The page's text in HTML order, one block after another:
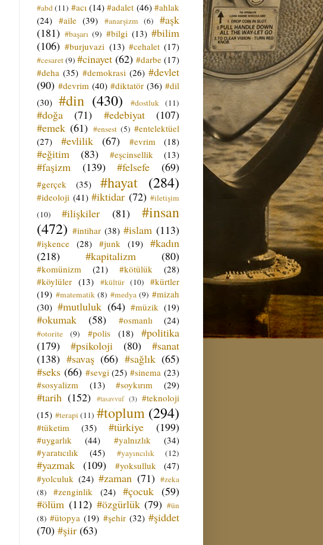
#abd (11) #acı (14) #adalet (46) #ahlak
(24) #aile (39) #anarşizm (6)
#aşk
(181) #başarı (9) #bilgi (13) #bilim
(106) #burjuvazi (13) #cehalet (17)
#cesaret(9) #cinayet (62) #darbe (17)
#deha (35) #demokrasi (26) #devlet
(90) #devrim (40) #diktatör (36) #dil
(30) #din (430) #dostluk (11)
#doğa (71) #edebiyat
(107)
#emek (61) #ensest (5) #entelektüel
(27)
#evlilik (67) #evrim (18)
#eğitim (83) #eşcinsellik (13)
#faşizm (139) #felsefe (69)
#gerçek (35) #hayat (284)
#ideoloji (41) #iktidar (72) #iletişim
(10)
#ilişkiler (81)
#insan
(472) #intihar (38) #islam (113)
#işkence (28) #junk (19) #kadın
(218)
#kapitalizm (80)
#komünizm (21) #kötülük
(28)
#köylüler (13) #kültür (10)
#kürtler
(19) #matematik (8) #medya (9) #mizah
(30) #mutluluk (64) #müzik (19)
#okumak (58) #osmanlı (24)
#otorite (9) #polis (18)
#politika
(179)
#psikoloji (80)
#sanat
(138) #savaş (66) #sağlık (65)
#seks (66) #sevgi (25) #sinema (23)
#sosyalizm
(13) #soykırım (29)
#tarih (152) #tasavvuf (3) #teknoloji
(15) #terapi (11) #toplum (294)
#tüketim (35) #türkiye (199)
#uygarlık (44) #yalnızlık
(34)
#yaratıcılık
(45) #yayıncılık (12)
#yazmak (109) #yoksulluk
(47)
#yolculuk (24) #zaman (71) #zeka
(8)
#zenginlik (24) #çocuk (59)
#ölüm (112) #özgürlük (79) #ün
(8) #ütopya (19) #şehir (32) #şiddet
(70) #şiir (63)